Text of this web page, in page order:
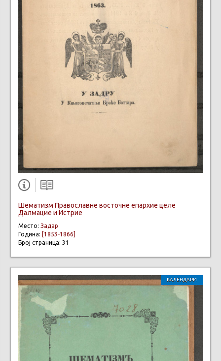
Шематизм Православне восточне епархие целе
Далмацие и Истрие
Место: Задар
Година: [1853-1866]
Број страница: 31
КАЛЕНДАРИ